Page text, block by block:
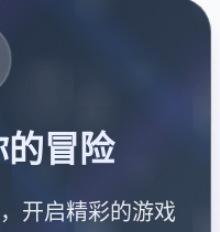
冒险
开启精彩的游戏